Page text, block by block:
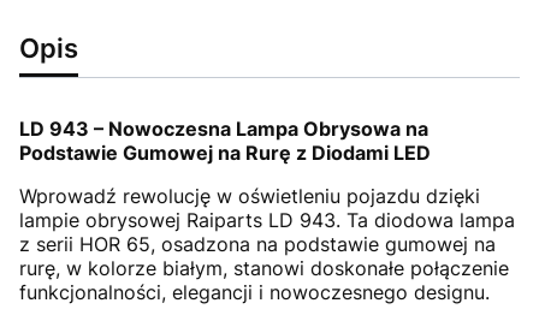
Opis
LD 943 – Nowoczesna Lampa Obrysowa na
Podstawie Gumowej na Rurę z Diodami LED
Wprowadź rewolucję w oświetleniu pojazdu dzięki
lampie obrysowej Raiparts LD 943. Ta diodowa lampa
z serii HOR 65, osadzona na podstawie gumowej na
rurę, w kolorze białym, stanowi doskonałe połączenie
funkcjonalności, elegancji i nowoczesnego designu.